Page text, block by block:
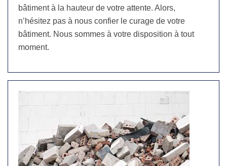
bâtiment à la hauteur de votre attente. Alors,
n’hésitez pas à nous confier le curage de votre
bâtiment. Nous sommes à votre disposition à tout
moment.